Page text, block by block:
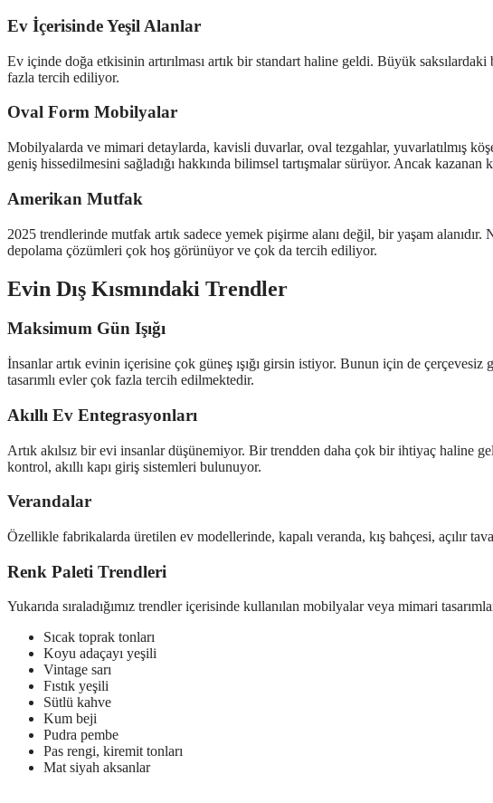
Ev İçerisinde Yeşil Alanlar
Ev içinde doğa etkisinin artırılması artık bir standart haline geldi. Büyük
fazla tercih ediliyor.
Oval Form Mobilyalar
Mobilyalarda ve mimari detaylarda, kavisli duvarlar, oval tezgahlar, yuvarlatılmış
geniş hissedilmesini sağladığı hakkında bilimsel tartışmalar sürüyor. Ancak
Amerikan Mutfak
2025 trendlerinde mutfak artık sadece yemek pişirme alanı değil, bir yaşam
depolama çözümleri çok hoş görünüyor ve çok da tercih ediliyor.
Evin Dış Kısmındaki Trendler
Maksimum Gün Işığı
İnsanlar artık evinin içerisine çok güneş ışığı girsin istiyor. Bunun için de
tasarımlı evler çok fazla tercih edilmektedir.
Akıllı Ev Entegrasyonları
Artık akılsız bir evi insanlar düşünemiyor. Bir trendden daha çok bir ihtiyaç haline
kontrol, akıllı kapı giriş sistemleri bulunuyor.
Verandalar
Özellikle fabrikalarda üretilen ev modellerinde, kapalı veranda, kış bahçesi, açılır
Renk Paleti Trendleri
Yukarıda sıraladığımız trendler içerisinde kullanılan mobilyalar veya mimari
Sıcak toprak tonları
Koyu adaçayı yeşili
Vintage sarı
Fıstık yeşili
Sütlü kahve
Kum beji
Pudra pembe
Pas rengi, kiremit tonları
Mat siyah aksanlar